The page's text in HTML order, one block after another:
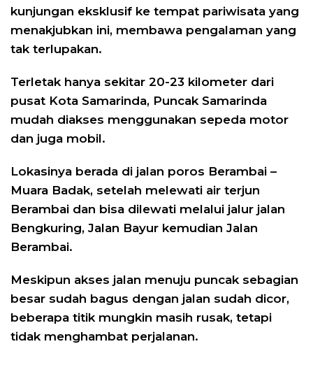
kunjungan eksklusif ke tempat pariwisata yang
menakjubkan ini, membawa pengalaman yang
tak terlupakan.
Terletak hanya sekitar 20-23 kilometer dari
pusat Kota Samarinda, Puncak Samarinda
mudah diakses menggunakan sepeda motor
dan juga mobil.
Lokasinya berada di jalan poros Berambai –
Muara Badak, setelah melewati air terjun
Berambai dan bisa dilewati melalui jalur jalan
Bengkuring, Jalan Bayur kemudian Jalan
Berambai.
Meskipun akses jalan menuju puncak sebagian
besar sudah bagus dengan jalan sudah dicor,
beberapa titik mungkin masih rusak, tetapi
tidak menghambat perjalanan.